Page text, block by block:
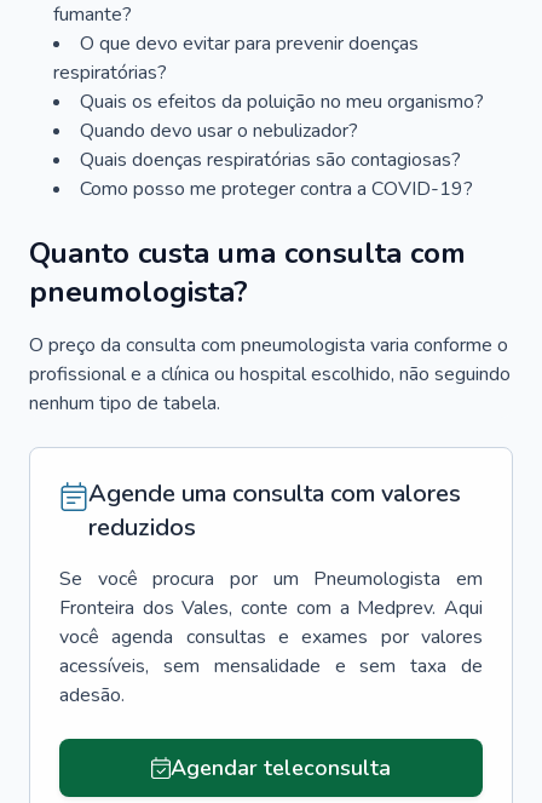
fumante?
O que devo evitar para prevenir doenças
respiratórias?
Quais os efeitos da poluição no meu organismo?
Quando devo usar o nebulizador?
Quais doenças respiratórias são contagiosas?
Como posso me proteger contra a COVID-19?
Quanto custa uma consulta com
pneumologista?
O preço da consulta com pneumologista varia conforme o
profissional e a clínica ou hospital escolhido, não seguindo
nenhum tipo de tabela.
Agende uma consulta com valores
reduzidos
Se você procura por um Pneumologista
em
Fronteira dos Vales, conte com a Medprev. Aqui
você agenda consultas e exames por valores
acessíveis, sem mensalidade e sem taxa de
adesão.
Agendar teleconsulta